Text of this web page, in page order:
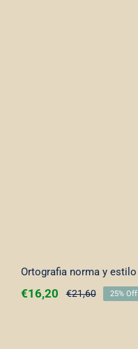
Ortografia norma y estilo
€21,60
€16,20 25% Off